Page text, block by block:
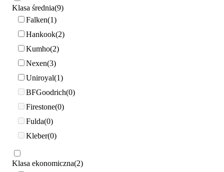
Klasa średnia 9
Falken 1
Hankook 2
Kumho 2
Nexen 3
Uniroyal 1
BFGoodrich 0
Firestone 0
Fulda 0
Kleber 0
Klasa ekonomiczna 2